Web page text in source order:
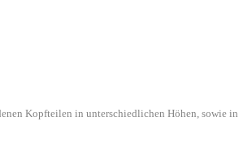
Kopfteilen in unterschiedlichen Höhen, sowie in